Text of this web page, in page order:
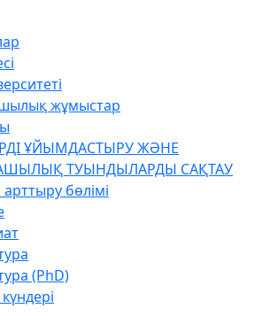
жұмыстар
ҰЙЫМДАСТЫРУ ЖӘНЕ
ТУЫНДЫЛАРДЫ САҚТАУ
арттыру бөлімі
(PhD)